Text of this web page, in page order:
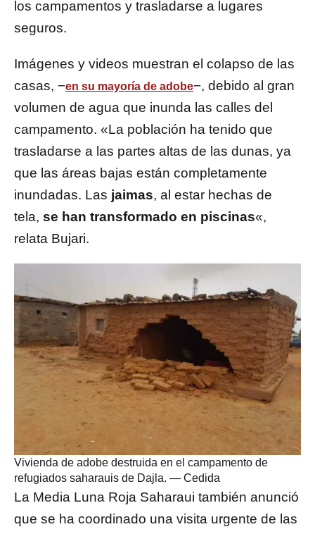
los campamentos y trasladarse a lugares
seguros.
Imágenes y videos muestran el colapso de las
casas, −en su mayoría de adobe−, debido al gran
volumen de agua que inunda las calles del
campamento. «La población ha tenido que
trasladarse a las partes altas de las dunas, ya
que las áreas bajas están completamente
inundadas. Las jaimas, al estar hechas de
tela, se han transformado en piscinas«,
relata Bujari.
Vivienda de adobe destruida en el campamento de
refugiados saharauis de Dajla. — Cedida
La Media Luna Roja Saharaui también anunció
que se ha coordinado una visita urgente de las